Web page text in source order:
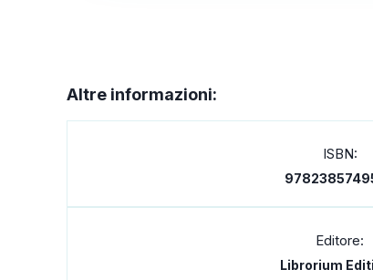
Altre informazioni:
ISBN:
Editore:
Librorium